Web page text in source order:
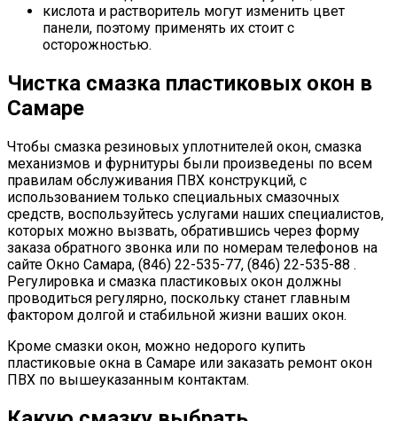
кислота и растворитель могут изменить цвет
панели, поэтому применять их стоит с
осторожностью.
Чистка смазка пластиковых окон в
Самаре
Чтобы смазка резиновых уплотнителей окон, смазка
механизмов и фурнитуры были произведены по всем
правилам обслуживания ПВХ конструкций, с
использованием только специальных смазочных
средств, воспользуйтесь услугами наших специалистов,
которых можно вызвать, обратившись через форму
заказа обратного звонка или по номерам телефонов на
сайте Окно Самара, (846) 22-535-77, (846) 22-535-88 .
Регулировка и смазка пластиковых окон должны
проводиться регулярно, поскольку станет главным
фактором долгой и стабильной жизни ваших окон.
Кроме смазки окон, можно недорого купить
пластиковые окна в Самаре или заказать ремонт окон
ПВХ по вышеуказанным контактам.